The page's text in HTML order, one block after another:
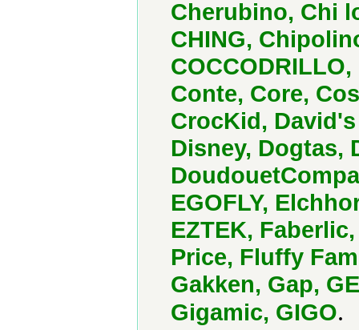
Cherubino, Chi
CHING,
Conte, Core,
CrocKid,
Disney, Dogtas,
EGOFLY,
EZTEK,
Price, Fluffy
Gakken, Gap,
Gigamic, GIGO.